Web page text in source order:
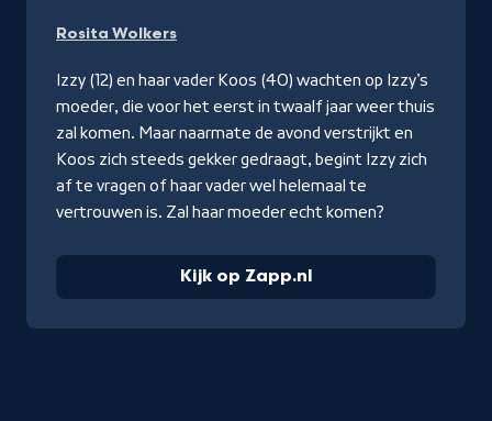
op
Zapp.nl
Rosita Wolkers
Izzy (12) en haar vader Koos (40) wachten op Izzy’s
moeder, die voor het eerst in twaalf jaar weer thuis
zal komen. Maar naarmate de avond verstrijkt en
Koos zich steeds gekker gedraagt, begint Izzy zich
af te vragen of haar vader wel helemaal te
vertrouwen is. Zal haar moeder echt komen?
Kijk op Zapp.nl